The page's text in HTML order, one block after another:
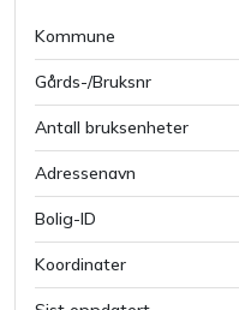
Kommune
Gårds-/Bruksnr
Antall bruksenheter
Adressenavn
Bolig-ID
Koordinater